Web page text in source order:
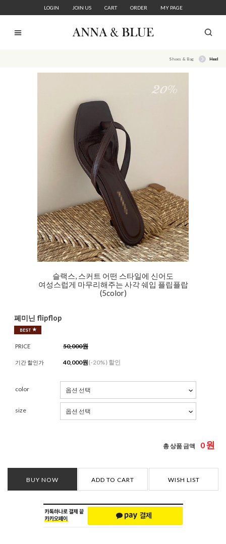
LOGIN JOIN US CART ORDER MY PAGE
Shoes & Bag Heel
슬랙스, 스커트 어떤 스타일에 신어도
여성스럽게 마무리해주는 사각 쉐입 플립플랍
(5color)
페미닌 flipflop
PRICE 50,000원
기간 할인가 40,000원(-20%) 할인
color
size
총 상품 금액 0원
BUY NOW ADD TO CART WISH LIST